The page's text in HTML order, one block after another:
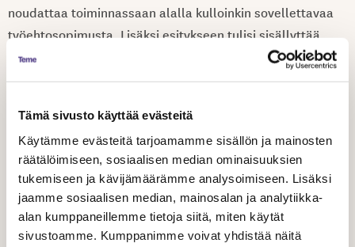
Tämä sivusto käyttää evästeitä
Käytämme evästeitä tarjoamamme sisällön ja mainosten
räätälöimiseen, sosiaalisen median ominaisuuksien
tukemiseen ja kävijämäärämme analysoimiseen. Lisäksi
jaamme sosiaalisen median, mainosalan ja analytiikka-
alan kumppaneillemme tietoja siitä, miten käytät
sivustoamme. Kumppanimme voivat yhdistää näitä
noudattaa toiminnassaan alalla kulloinkin sovellettavaa
työehtosopimusta. Lisäksi esitykseen tulisi sisällyttää
avustuksen kanavoinnin osalta, että avustus
kohdennetaan pääosin nimenomaan ihmisen tekemään
oikeasuhtainen suhde tuettuun sisältöön nähden.
Nyt lakiesityksessä valtionavustuksen kohteena mainitaan
ainoastaan käsikirjoitetun elokuvan, dokumentin tai
draamasarjan tuotannot. Av-alan etu olisi, jos tuettavia
teosmuotoja tulkittaisiin mahdollisimman laajasti.